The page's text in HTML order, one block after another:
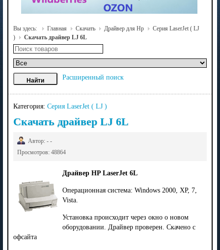
Вы здесь: Главная Скачать Драйвер для Hp
Серия LaserJet ( LJ
)
Скачать драйвер LJ 6L
Расширенный поиск
Категория: Серия LaserJet ( LJ )
Скачать драйвер LJ 6L
Автор: - -
Просмотров: 48864
Драйвер HP LaserJet 6L
Операционная система: Windows 2000, XP, 7,
Vista.
Установка происходит через окно о новом
оборудовании. Драйвер проверен. Скачено с
офсайта